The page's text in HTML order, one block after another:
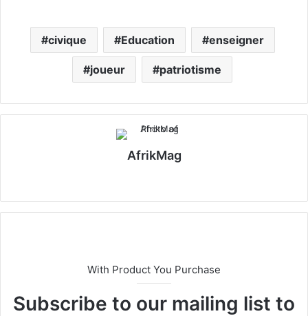
civique Education enseigner
joueur patriotisme
AfrikMag
With Product You Purchase
Subscribe to our mailing list to